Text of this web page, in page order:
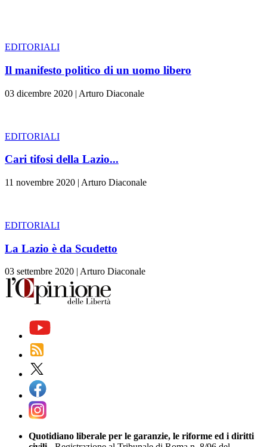
EDITORIALI
Il manifesto politico di un uomo libero
03 dicembre 2020 | Arturo Diaconale
EDITORIALI
Cari tifosi della Lazio...
11 novembre 2020 | Arturo Diaconale
EDITORIALI
La Lazio è da Scudetto
03 settembre 2020 | Arturo Diaconale
Quotidiano liberale per le garanzie, le riforme ed i diritti